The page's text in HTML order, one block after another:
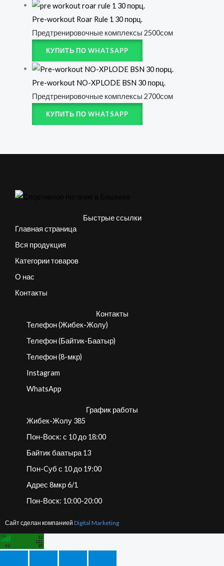
Pre-workout Roar Rule 1 30 порц.
Предтренировочные комплексы 2500сом
КУПИТЬ ПО WHATSAPP
Pre-workout NO-XPLODE BSN 30 порц.
Предтренировочные комплексы 2700сом
КУПИТЬ ПО WHATSAPP
Быстрые ссылки
Главная страница
Вся продукция
Категории товаров
О нас
Контакты
Контакты
Телефон (Жибек-Жолу)
Телефон (Байтик-Баатыр)
Телефон (8-мкр)
Instagram
WhatsApp
График работы
Жибек-Жолу 385
Пон-Воск: с 10 до 18:00
Байтик баатыра 13
Пoн-Cуб с 10 до 19:00
Адрес 8мкр 6/1
Пон-Воск: 10:00-20:00
Сайт сделан компанией Digital Marketing